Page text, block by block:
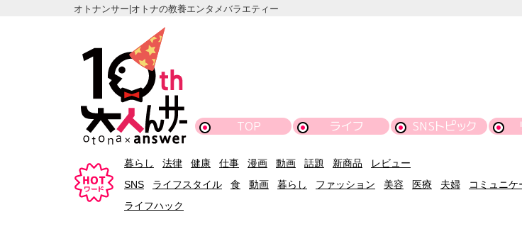
オトナンサー|オトナの教養エンタメバラエティー
TOP ライフ SNSトピック
暮らし 法律 健康 仕事 漫画 動画 話題 新商品
レビュー
SNS
ライフスタイル 食 動画 暮らし ファッション 美容 医療 夫婦 コミュニケ
ライフハック